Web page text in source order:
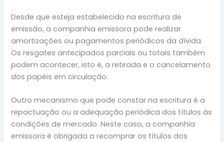
Desde que esteja estabelecido na escritura de
emissão, a companhia emissora pode realizar
amortizações ou pagamentos periódicos da dívida.
Os resgates antecipados parciais ou totais também
podem acontecer, isto é, a retirada e o cancelamento
dos papéis em circulação.
Outro mecanismo que pode constar na escritura é a
repactuação ou a adequação periódica dos títulos às
condições de mercado. Neste caso, a companhia
emissora é obrigada a recomprar os títulos dos